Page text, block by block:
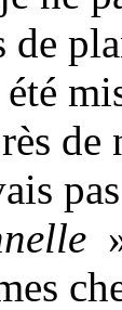
de
de